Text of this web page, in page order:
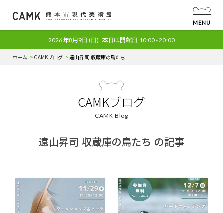
MENU
2026年8月9日 (日) 本日は開館日 10:00 - 20:00
ホーム CAMKブログ 遠山昇司 収蔵庫の鳥たち
CAMKブログ
CAMK Blog
遠山昇司 収蔵庫の鳥たち の記事